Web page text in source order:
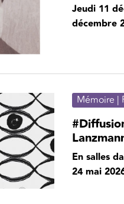
Jeudi 11
décembre
Mémoire |
En salles
24 mai